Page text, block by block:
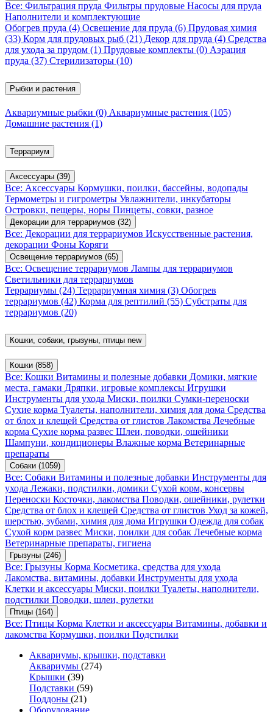
Все: Фильтрация пруда Фильтры прудовые Насосы для пруда
Наполнители и комплектующие
Обогрев пруда (4) Освещение для пруда (6) Прудовая химия
(33) Корм для прудовых рыб (21) Декор для пруда (4) Средства
для ухода за прудом (1) Прудовые комплекты (0) Аэрация
пруда (37) Стерилизаторы (10)
Рыбки и растения
Аквариумные рыбки (0) Аквариумные растения (105)
Домашние растения (1)
Террариум
Аксессуары (39)
Все: Аксессуары Кормушки, поилки, бассейны, водопады
Термометры и гигрометры Увлажнители, инкубаторы
Островки, пещеры, норы Пинцеты, совки, разное
Декорации для террариумов (32)
Все: Декорации для террариумов Искусственные растения,
декорации Фоны Коряги
Освещение террариумов (65)
Все: Освещение террариумов Лампы для террариумов
Светильники для террариумов
Террариумы (24) Террариумная химия (3) Обогрев
террариумов (42) Корма для рептилий (55) Субстраты для
террариумов (20)
Кошки, собаки, грызуны, птицы new
Кошки (858)
Все: Кошки Витамины и полезные добавки Домики, мягкие
места, гамаки Дряпки, игровые комплексы Игрушки
Инструменты для ухода Миски, поилки Сумки-переноски
Сухие корма Туалеты, наполнители, химия для дома Средства
от блох и клещей Средства от глистов Лакомства Лечебные
корма Сухие корма развес Шлеи, поводки, ошейники
Шампуни, кондиционеры Влажные корма Ветеринарные
препараты
Собаки (1059)
Все: Собаки Витамины и полезные добавки Инструменты для
ухода Лежаки, подстилки, домики Сухой корм, консервы
Переноски Косточки, лакомства Поводки, ошейники, рулетки
Средства от блох и клещей Средства от глистов Уход за кожей,
шерстью, зубами, химия для дома Игрушки Одежда для собак
Сухой корм развес Миски, поилки для собак Лечебные корма
Ветеринарные препараты, гигиена
Грызуны (246)
Все: Грызуны Корма Косметика, средства для ухода
Лакомства, витамины, добавки Инструменты для ухода
Клетки и аксессуары Миски, поилки Туалеты, наполнители,
подстилки Поводки, шлеи, рулетки
Птицы (164)
Все: Птицы Корма Клетки и аксессуары Витамины, добавки и
лакомства Кормушки, поилки Подстилки
Аквариумы, крышки, подставки
Аквариумы (274)
Крышки (39)
Подставки (59)
Поддоны (21)
Оборудование